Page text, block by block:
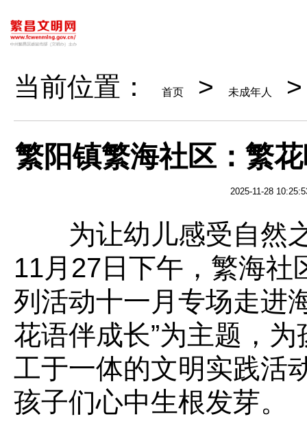
当前位置： 首页 > 未成年人 >
繁阳镇繁海社区：繁
2025-11-28
为让幼儿感受自然之
11月27日下午，繁海
列活动十一月专场走
花语伴成长”为主题，
工于一体的文明实践活
孩子们心中生根发芽。